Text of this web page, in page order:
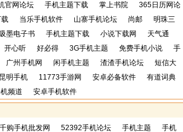
官网论坛 手机主题下载 掌上书院
365日历网论
当乐手机软件 山寨手机论坛 尚邮
明珠三
墨电子书 手机主题下载 小说下载网
天气通
开心听 好必得 3G手机主题 免费手机小说
手
广州手机网 闲手机主题 渣渣手机论坛
短信大
昆明手机 11773手游网 安卓必备软件
有道词典
频道 安卓手机软件
千购手机批发网 52392手机论坛 手机主题
手机